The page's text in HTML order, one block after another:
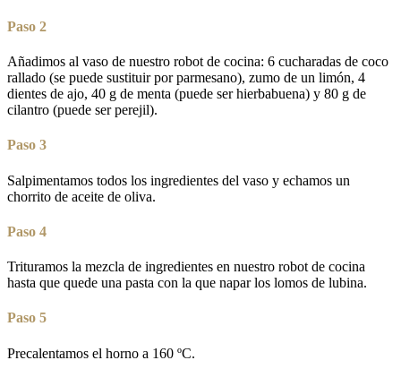
Paso 2
Añadimos al vaso de nuestro robot de cocina: 6 cucharadas de coco
rallado (se puede sustituir por parmesano), zumo de un limón, 4
dientes de ajo, 40 g de menta (puede ser hierbabuena) y 80 g de
cilantro (puede ser perejil).
Paso 3
Salpimentamos todos los ingredientes del vaso y echamos un
chorrito de aceite de oliva.
Paso 4
Trituramos la mezcla de ingredientes en nuestro robot de cocina
hasta que quede una pasta con la que napar los lomos de lubina.
Paso 5
Precalentamos el horno a 160 ºC.